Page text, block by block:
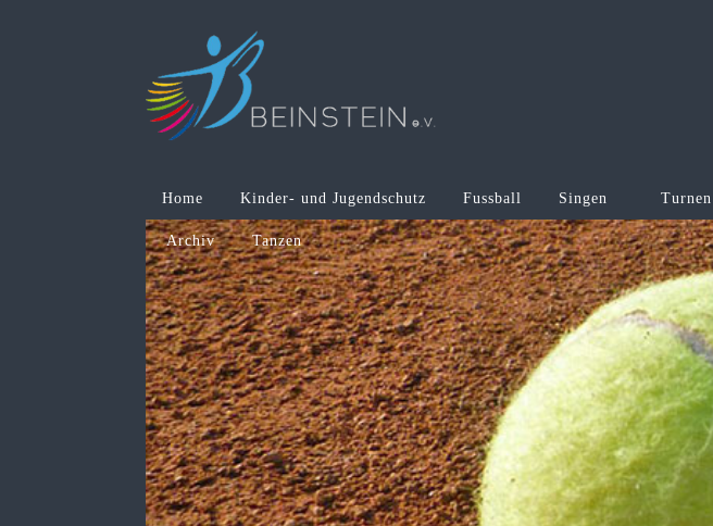
Home Kinder- und Jugendschutz Fussball Singen
Archiv Tanzen